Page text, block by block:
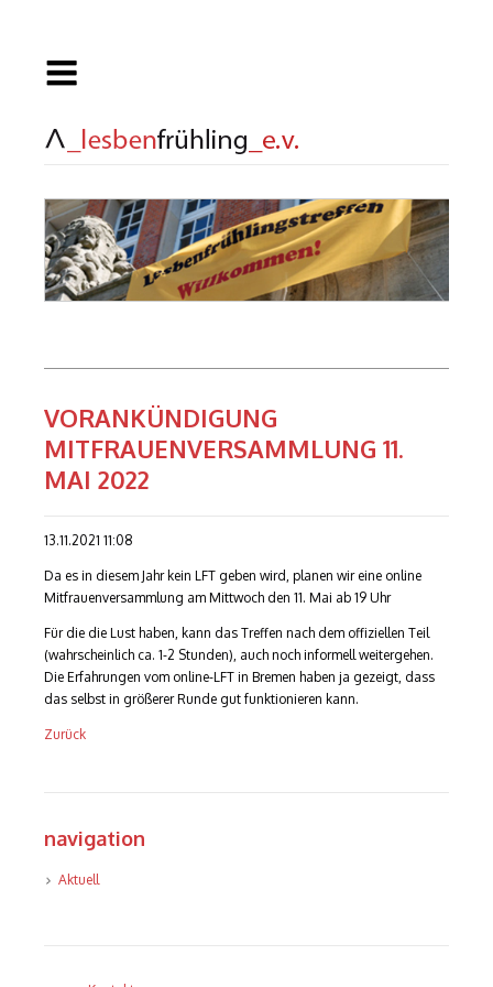
VORANKÜNDIGUNG
MITFRAUENVERSAMMLUNG 11.
MAI 2022
13.11.2021 11:08
Da es in diesem Jahr kein LFT geben wird, planen wir eine online
Mitfrauenversammlung am Mittwoch den 11. Mai ab 19 Uhr
Für die die Lust haben, kann das Treffen nach dem offiziellen Teil
(wahrscheinlich ca. 1-2 Stunden), auch noch informell weitergehen.
Die Erfahrungen vom online-LFT in Bremen haben ja gezeigt, dass
das selbst in größerer Runde gut funktionieren kann.
Zurück
navigation
Navigation
Aktuell